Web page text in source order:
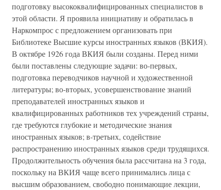
подготовку высококвалифицированных специалистов в
этой области. Я проявила инициативу и обратилась в
Наркомпрос с предложением организовать при
Библиотеке Высшие курсы иностранных языков (ВКИЯ).
В октябре 1926 года ВКИЯ были созданы. Перед ними
были поставлены следующие задачи: во-первых,
подготовка переводчиков научной и художественной
литературы; во-вторых, усовершенствование знаний
преподавателей иностранных языков и
квалифицированных работников тех учреждений страны,
где требуются глубокие и методические знания
иностранных языков; в-третьих, содействие
распространению иностранных языков среди трудящихся.
Продолжительность обучения была рассчитана на 3 года,
поскольку на ВКИЯ чаще всего принимались лица с
высшим образованием, свободно понимающие лекции,